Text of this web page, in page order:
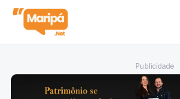
Publicidade